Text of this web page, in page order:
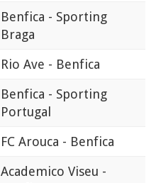
Benfica - Sporting
Braga
Rio Ave - Benfica
Benfica - Sporting
Portugal
FC Arouca - Benfica
Academico Viseu -